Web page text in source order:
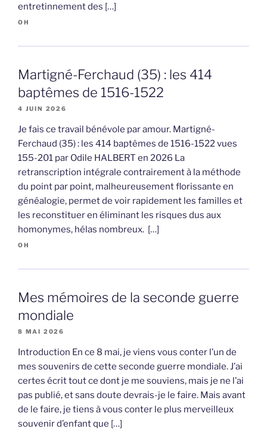
entretinnement des […]
OH
Martigné-Ferchaud (35) : les 414
baptêmes de 1516-1522
4 JUIN 2026
Je fais ce travail bénévole par amour. Martigné-
Ferchaud (35) : les 414 baptêmes de 1516-1522 vues
155-201 par Odile HALBERT en 2026 La
retranscription intégrale contrairement à la méthode
du point par point, malheureusement florissante en
généalogie, permet de voir rapidement les familles et
les reconstituer en éliminant les risques dus aux
homonymes, hélas nombreux. […]
OH
Mes mémoires de la seconde guerre
mondiale
8 MAI 2026
Introduction En ce 8 mai, je viens vous conter l’un de
mes souvenirs de cette seconde guerre mondiale. J’ai
certes écrit tout ce dont je me souviens, mais je ne l’ai
pas publié, et sans doute devrais-je le faire. Mais avant
de le faire, je tiens à vous conter le plus merveilleux
souvenir d’enfant que […]